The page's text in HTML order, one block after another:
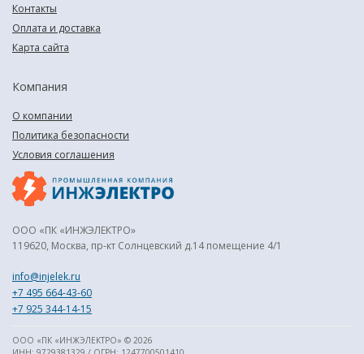
Контакты
Оплата и доставка
Карта сайта
Компания
О компании
Политика безопасности
Условия соглашения
ООО «ПК «ИНЖЭЛЕКТРО»
119620, Москва, пр-кт Солнцевский д.14 помещение 4/1
info@injelek.ru
+7 495 664-43-60
+7 925 344-14-15
ООО «ПК «ИНЖЭЛЕКТРО» © 2026